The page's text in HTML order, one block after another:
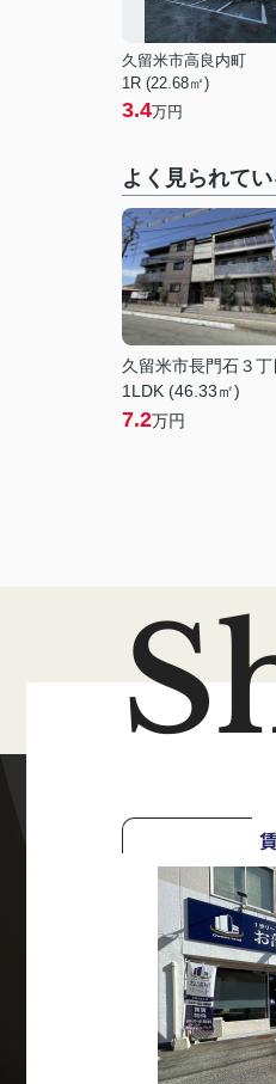
久留米市高良内町
1R (22.68㎡)
3.4万円
よく見られて
久留米市長門石３丁
1LDK (46.33㎡)
7.2万円